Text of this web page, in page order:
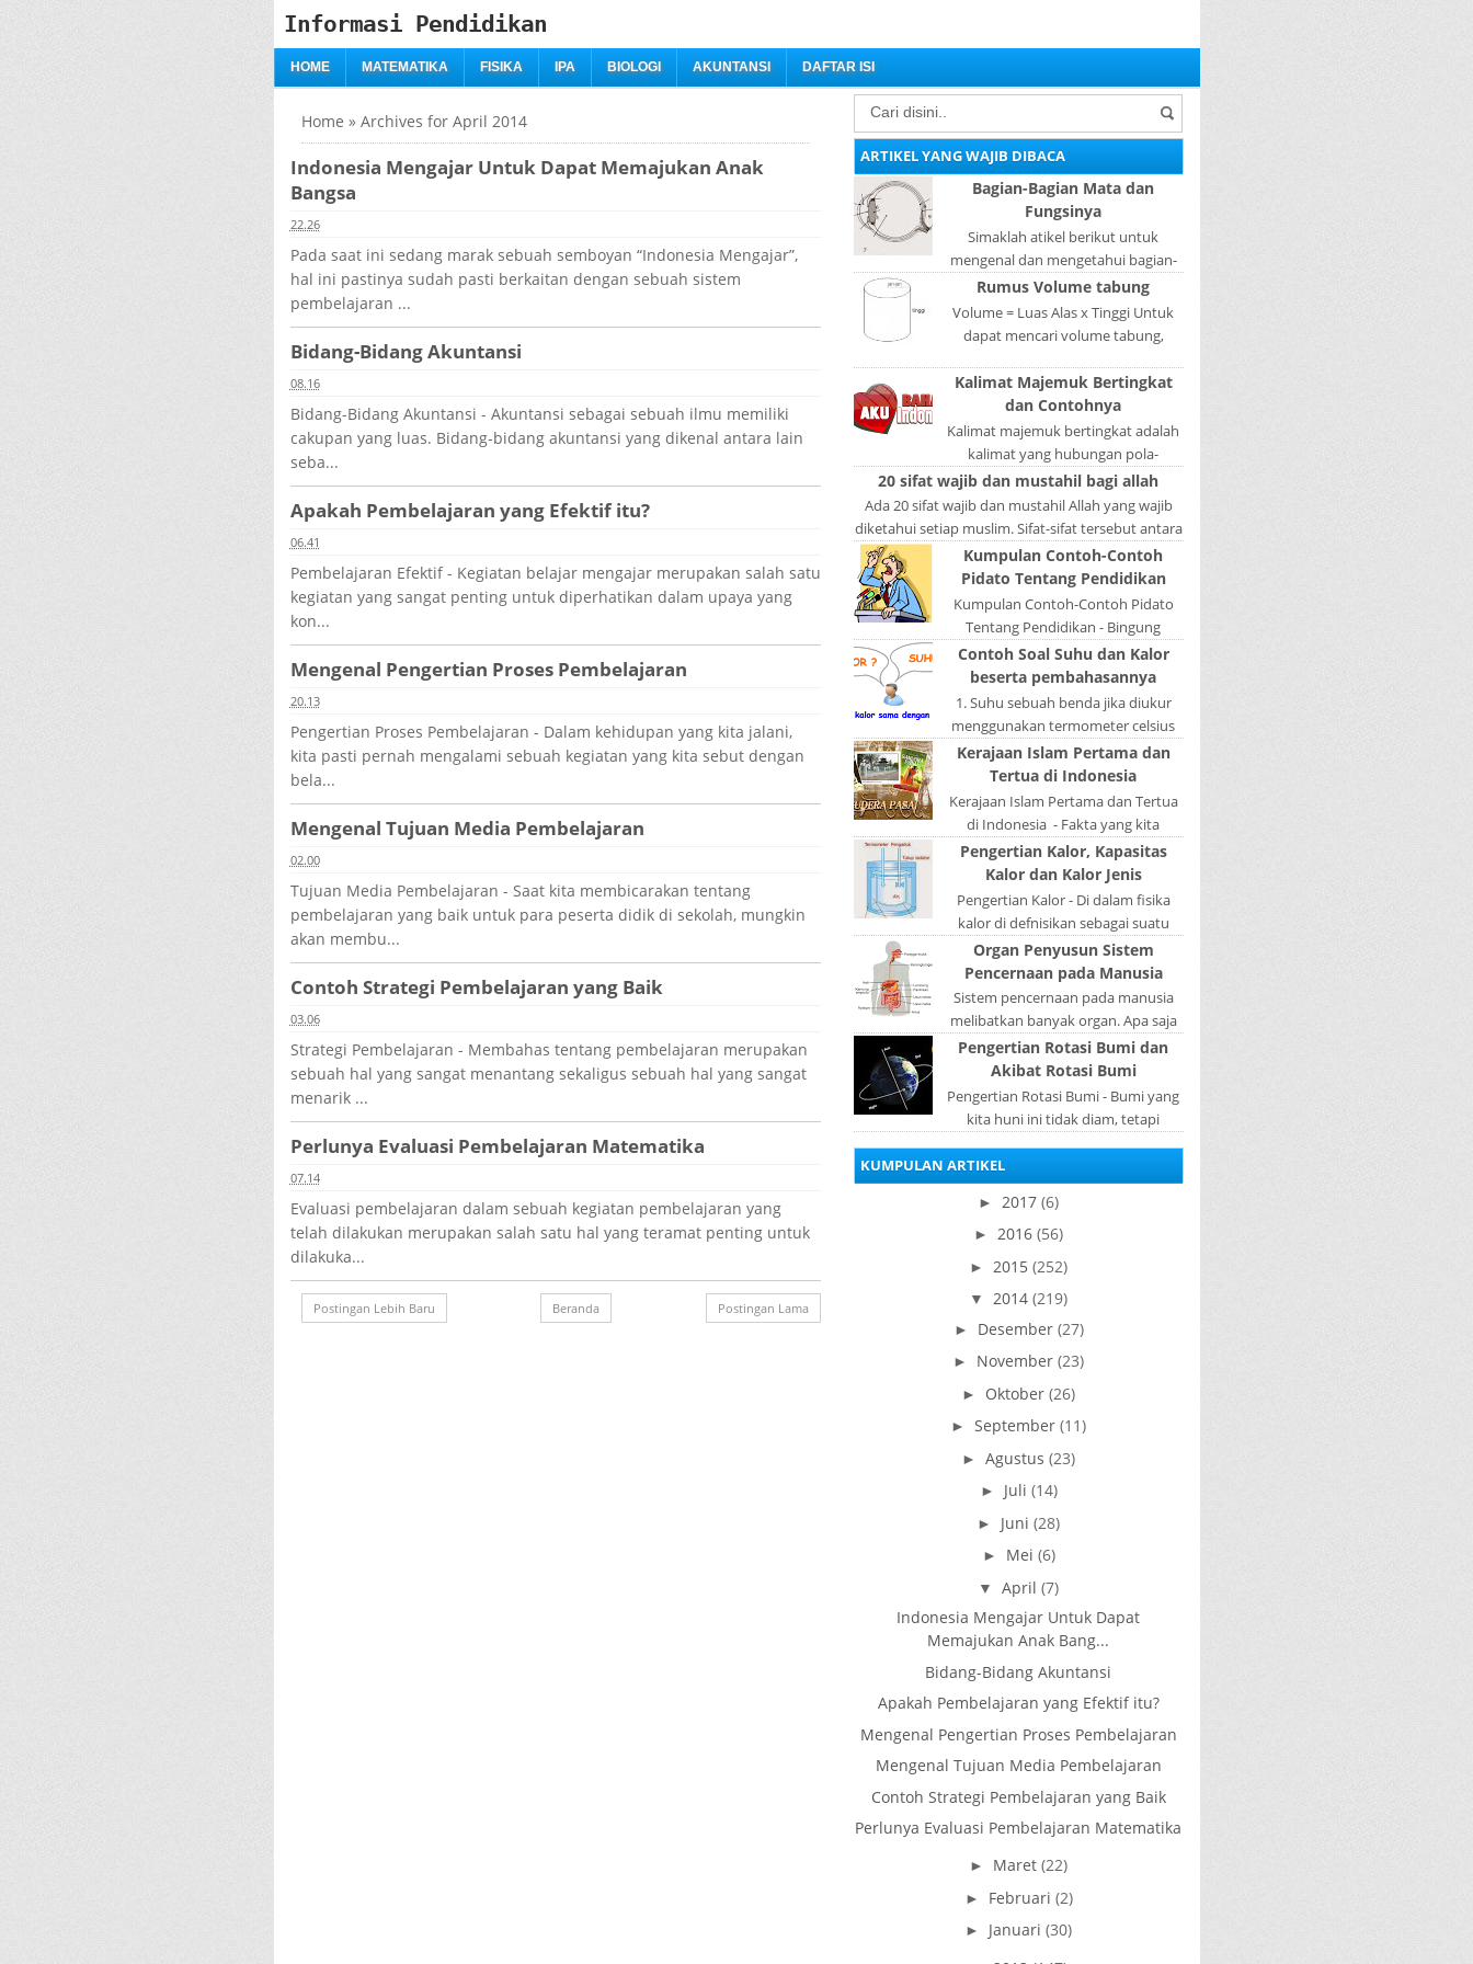
Informasi Pendidikan
HOME MATEMATIKA FISIKA IPA BIOLOGI AKUNTANSI DAFTAR ISI
Home » Archives for April 2014
Indonesia Mengajar Untuk Dapat Memajukan Anak
Bangsa
22.26
Pada saat ini sedang marak sebuah semboyan “Indonesia Mengajar”,
hal ini pastinya sudah pasti berkaitan dengan sebuah sistem
pembelajaran ...
Bidang-Bidang Akuntansi
08.16
Bidang-Bidang Akuntansi - Akuntansi sebagai sebuah ilmu memiliki
cakupan yang luas. Bidang-bidang akuntansi yang dikenal antara lain
seba...
Apakah Pembelajaran yang Efektif itu?
06.41
Pembelajaran Efektif - Kegiatan belajar mengajar merupakan salah satu
kegiatan yang sangat penting untuk diperhatikan dalam upaya yang
kon...
Mengenal Pengertian Proses Pembelajaran
20.13
Pengertian Proses Pembelajaran - Dalam kehidupan yang kita jalani,
kita pasti pernah mengalami sebuah kegiatan yang kita sebut dengan
bela...
Mengenal Tujuan Media Pembelajaran
02.00
Tujuan Media Pembelajaran - Saat kita membicarakan tentang
pembelajaran yang baik untuk para peserta didik di sekolah, mungkin
akan membu...
Contoh Strategi Pembelajaran yang Baik
03.06
Strategi Pembelajaran - Membahas tentang pembelajaran merupakan
sebuah hal yang sangat menantang sekaligus sebuah hal yang sangat
menarik ...
Perlunya Evaluasi Pembelajaran Matematika
07.14
Evaluasi pembelajaran dalam sebuah kegiatan pembelajaran yang
telah dilakukan merupakan salah satu hal yang teramat penting untuk
dilakuka...
Postingan Lebih Baru Postingan Lama
Beranda
ARTIKEL YANG WAJIB DIBACA
Bagian-Bagian Mata dan
Fungsinya
Simaklah atikel berikut untuk
mengenal dan mengetahui bagian-
bagian mata dan fungsinya. Mata
adalah bagian yang sangat penting,
karena mer...
Rumus Volume tabung
Volume = Luas Alas x Tinggi Untuk
dapat mencari volume tabung,
lakukan adalah mencari luas
lingkaran tabun...
Kalimat Majemuk Bertingkat
dan Contohnya
Kalimat majemuk bertingkat adalah
kalimat yang hubungan pola-
polanya tidak sederajat. Salah satu
pola menduduki sebagai induk
kalimat, se...
20 sifat wajib dan mustahil bagi allah
Ada 20 sifat wajib dan mustahil Allah yang wajib
diketahui setiap muslim. Sifat-sifat tersebut antara
lain: Sifat Wajib Tulisan A...
Kumpulan Contoh-Contoh
Pidato Tentang Pendidikan
Kumpulan Contoh-Contoh Pidato
Tentang Pendidikan - Bingung
ngerjain tugas bikin pidato sekolah?
Atau sedang nyari kumpulan
contoh-contoh ...
Contoh Soal Suhu dan Kalor
beserta pembahasannya
1. Suhu sebuah benda jika diukur
menggunakan termometer celsius
akan bernilai 45. Berapa nilai yang
ditunjukkan oleh termometer
Reamur, ...
Kerajaan Islam Pertama dan
Tertua di Indonesia
Kerajaan Islam Pertama dan Tertua
di Indonesia - Fakta yang kita
ketahui selama ini bahwa kerajaan
Samudera Pasai merupakan
kerajaan ...
Pengertian Kalor, Kapasitas
Kalor dan Kalor Jenis
Pengertian Kalor - Di dalam fisika
kalor di defnisikan sebagai suatu
bentuk energi yang dapat berpindah
atau mengalir dari benda yang ...
Organ Penyusun Sistem
Pencernaan pada Manusia
Sistem pencernaan pada manusia
melibatkan banyak organ. Apa saja
organ penyusun sistem pencernaan
pada manusia ? Organ penyusun
sistem p...
Pengertian Rotasi Bumi dan
Akibat Rotasi Bumi
Pengertian Rotasi Bumi - Bumi yang
kita huni ini tidak diam, tetapi
disebut rotasi bumi. Waktu yang
diperlukan...
KUMPULAN ARTIKEL
► 2017 (6)
► 2016 (56)
► 2015 (252)
▼ 2014 (219)
► Desember (27)
► November (23)
► Oktober (26)
► September (11)
► Agustus (23)
► Juli (14)
► Juni (28)
► Mei (6)
▼ April (7)
Indonesia Mengajar Untuk Dapat
Memajukan Anak Bang...
Bidang-Bidang Akuntansi
Apakah Pembelajaran yang Efektif itu?
Mengenal Pengertian Proses Pembelajaran
Mengenal Tujuan Media Pembelajaran
Contoh Strategi Pembelajaran yang Baik
Perlunya Evaluasi Pembelajaran Matematika
► Maret (22)
► Februari (2)
► Januari (30)